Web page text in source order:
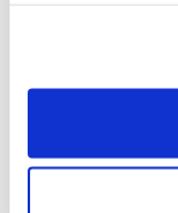
Egenskaper